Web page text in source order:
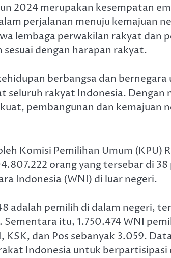
2024 merupakan kesempatan
perjalanan menuju kemajuan
lembaga perwakilan rakyat dan
dengan harapan rakyat.
berbangsa dan
seluruh rakyat Indonesia.
pembangunan dan kemajuan
Komisi Pemilihan Umum (KPU)
orang yang tersebar di
Indonesia (WNI) di luar negeri.
adalah pemilih di dalam negeri,
itu, 1.750.474 WNI
KSK, dan Pos sebanyak 3.059.
Indonesia untuk berpartisipasi